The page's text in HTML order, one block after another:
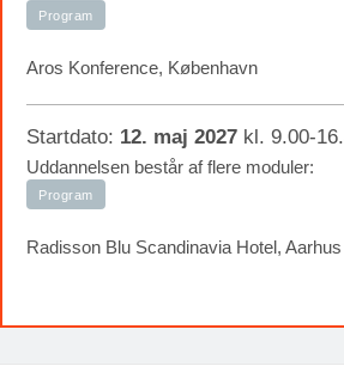
Program
Aros Konference, København
Startdato: 12. maj 2027 kl. 9.00-
Uddannelsen består af flere moduler:
Program
Radisson Blu Scandinavia Hotel, Aarhus